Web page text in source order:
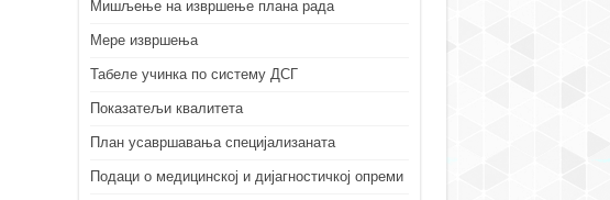
Мишљење на извршење плана рада
Мере извршења
Табеле учинка по систему ДСГ
Показатељи квалитета
План усавршавања специјализаната
Подаци о медицинској и дијагностичкој опреми